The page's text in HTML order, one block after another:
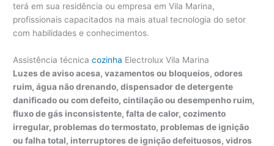
terá em sua residência ou empresa em Vila Marina,
profissionais capacitados na mais atual tecnologia do setor
com habilidades e conhecimentos.
Assistência técnicacozinha Electrolux Vila Marina
Luzes de aviso acesa, vazamentos ou bloqueios, odores
ruim, água não drenando, dispensador de detergente
danificado ou com defeito, cintilação ou desempenho ruim,
fluxo de gás inconsistente, falta de calor, cozimento
irregular, problemas do termostato, problemas de ignição
ou falha total, interruptores de ignição defeituosos, vidros